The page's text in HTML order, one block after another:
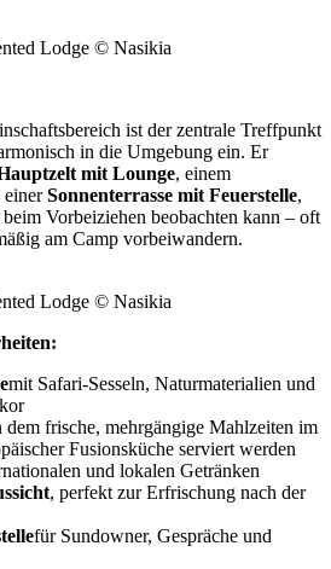
Lodge © Nasikia
ist der zentrale Treffpunkt
in die Umgebung ein. Er
mit Lounge, einem
einerSonnenterrasse mit Feuerstelle,
Vorbeiziehen beobachten kann – oft
am Camp vorbeiwandern.
Lodge © Nasikia
mit Safari-Sesseln, Naturmaterialien und
dem frische, mehrgängige Mahlzeiten im
Fusionsküche serviert werden
und lokalen Getränken
, perfekt zur Erfrischung nach der
für Sundowner, Gespräche und